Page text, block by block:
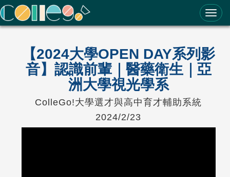
ColleGo! 大學選才與高中育才輔助系統
【2024大學OPEN DAY系列影
音】認識前輩｜醫藥衛生｜亞
洲大學視光學系
ColleGo!大學選才與高中育才輔助系統
2024/2/23